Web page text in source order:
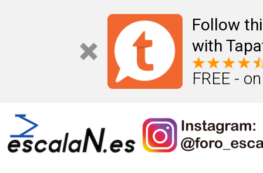
Follow
with
FREE -